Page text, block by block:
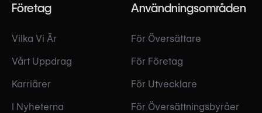
Företag
Vilka Vi Är
Vårt Uppdrag
Karriärer
I Nyheterna
Användningsområden
För Översättare
För Företag
För Utvecklare
För Översättningsbyråer